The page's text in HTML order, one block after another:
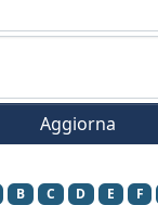
B C D E F